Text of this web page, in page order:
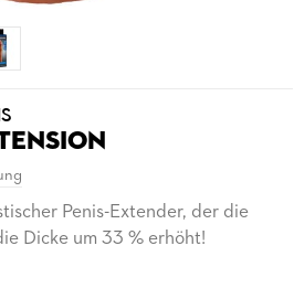
Penis-Extender, der die
Dicke um 33 % erhöht!